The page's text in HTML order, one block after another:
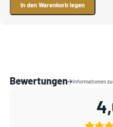
In den Warenkorb legen
Bewertungen Informationen